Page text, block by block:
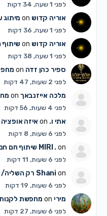
לפני 1 שעה, 34 דקות
אוריה קדושon מיתוג
לפני 1 שעה, 36 דקות
אוריה קדושon שיתוף
לפני 1 שעה, 38 דקות
ספיר כהן זדהon
לפני 2 שעות, 47 דקות
מלכה אייזנבאךon
לפני 4 שעות, 56 דקות
אתי ו.on איזה אופציה
לפני 6 שעות, 8 דקות
MIRI .on שיתוף חם
לפני 6 שעות, 11 דקות
Shanion רק השליה/
לפני 6 שעות, 19 דקות
מיריon מחפשת לקנות
לפני 6 שעות, 27 דקות